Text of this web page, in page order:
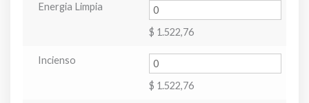
Energia Limpia
$ 1.522,76
Incienso
$ 1.522,76